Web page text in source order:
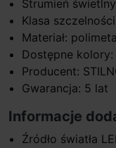
Strumień
Klasa
Materiał:
Dostępne kolory:
Producent:
Gwarancja: 5 lat
Informacje
Źródło światła